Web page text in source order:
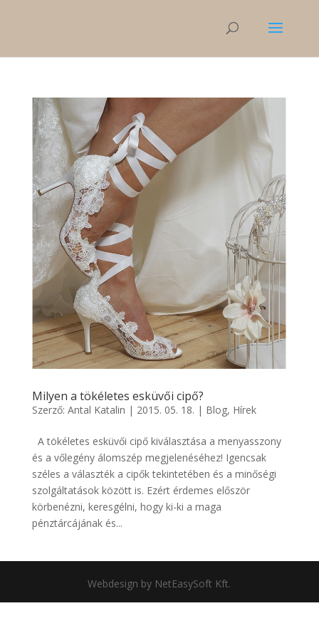
Milyen a tökéletes esküvői cipő?
Szerző: Antal Katalin | 2015. 05. 18. | Blog, Hírek
A tökéletes esküvői cipő kiválasztása a menyasszony
és a vőlegény álomszép megjelenéséhez! Igencsak
széles a választék a cipők tekintetében és a minőségi
szolgáltatások között is. Ezért érdemes először
körbenézni, keresgélni, hogy ki-ki a maga
pénztárcájának és...
Webdesign by NetEasySoft Kft.